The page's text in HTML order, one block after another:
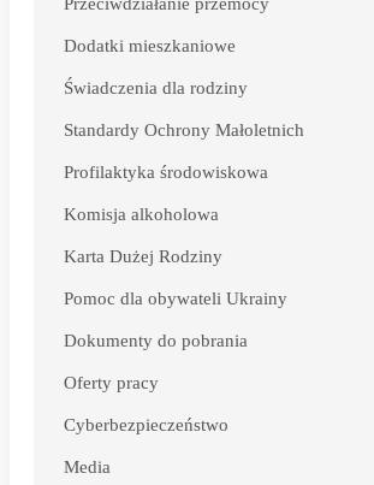
Dodatki mieszkaniowe
Świadczenia dla rodziny
Standardy Ochrony Małoletnich
Profilaktyka środowiskowa
Komisja alkoholowa
Karta Dużej Rodziny
Pomoc dla obywateli Ukrainy
Dokumenty do pobrania
Oferty pracy
Cyberbezpieczeństwo
Media